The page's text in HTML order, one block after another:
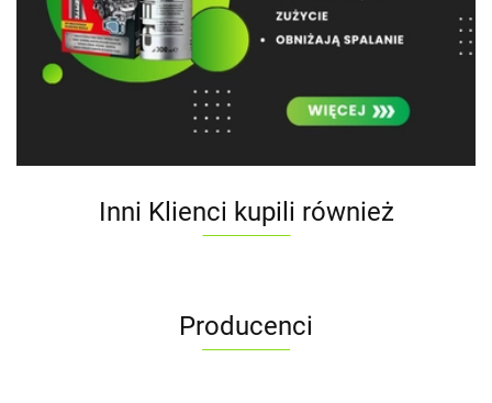
Inni Klienci kupili również
Producenci